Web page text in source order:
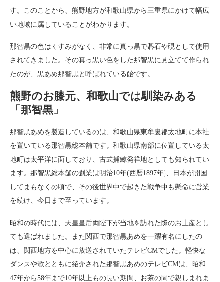
す。このことから、熊野地方が和歌山県から三重県にかけて幅広
い地域に属していることがわかります。
那智黒の色はくすみがなく、非常に真っ黒で碁石や硯として使用
されてきました。その真っ黒い色をした那智黒に見立てて作られ
たのが、黒あめ那智黒と呼ばれている飴です。
熊野のお膝元、和歌山では馴染みある
「那智黒」
那智黒あめを製造しているのは、和歌山県東牟婁郡太地町に本社
を置いている那智黒総本舗です。和歌山県南部に位置している太
地町は太平洋に面しており、古式捕鯨発祥地としても知られてい
ます。那智黒総本舗の創業は明治10年(西暦1897年)、日本が開国
してまもなくの頃で、その後世界中で起きた戦争中も懸命に営業
を続け、今日まで至っています。
昭和の時代には、天皇皇后両陛下が当地を訪れた際のお土産とし
ても選ばれました。また関西で那智黒あめを一躍有名にしたの
は、関西地方を中心に放送されていたテレビCMでした。軽快な
ダンスや歌とともに紹介された那智黒あめのテレビCMは、昭和
47年から58年まで10年以上もの長い期間、お茶の間で親しまれま